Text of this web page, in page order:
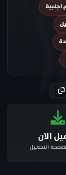
اجنبية
الان
التحميل